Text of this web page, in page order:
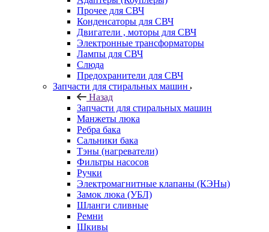
Прочее для СВЧ
Конденсаторы для СВЧ
Двигатели , моторы для СВЧ
Электронные трансформаторы
Лампы для СВЧ
Слюда
Предохранители для СВЧ
Запчасти для стиральных машин
Назад
Запчасти для стиральных машин
Манжеты люка
Ребра бака
Сальники бака
Тэны (нагреватели)
Фильтры насосов
Ручки
Электромагнитные клапаны (КЭНы)
Замок люка (УБЛ)
Шланги сливные
Ремни
Шкивы